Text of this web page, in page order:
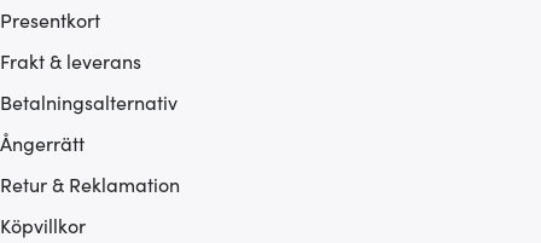
Presentkort
Frakt & leverans
Betalningsalternativ
Ångerrätt
Retur & Reklamation
Köpvillkor